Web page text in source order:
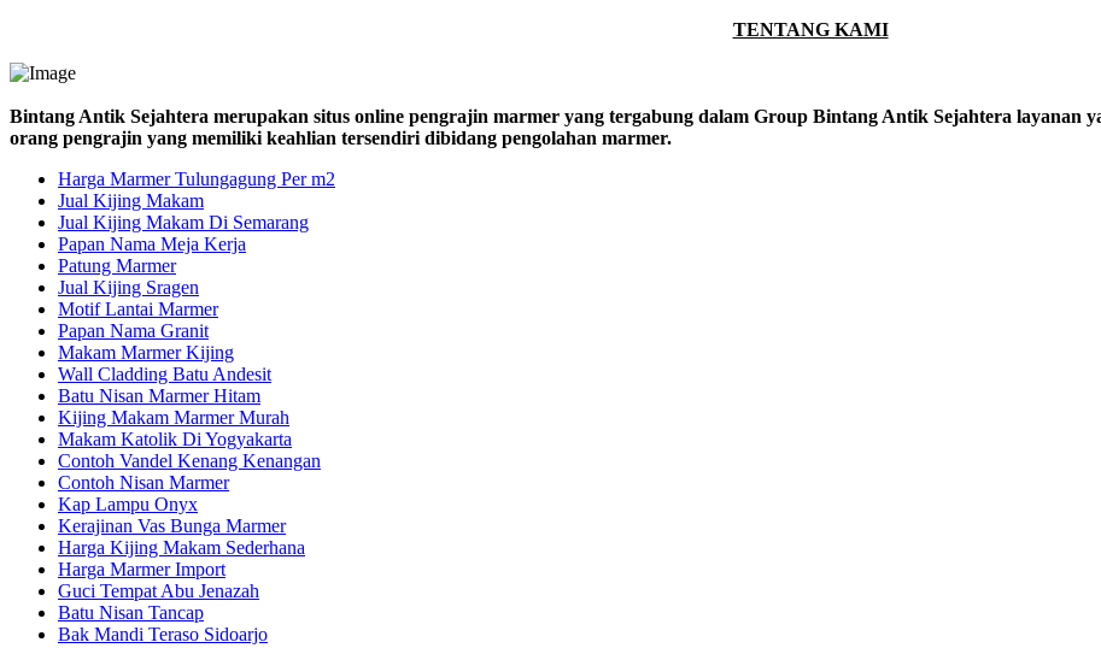
TENTANG KAMI
Bintang Antik Sejahtera merupakan situs online pengrajin marmer yang tergabung dalam Group Bintang Antik Sejahtera layanan
orang pengrajin yang memiliki keahlian tersendiri dibidang pengolahan marmer.
Harga Marmer Tulungagung Per m2
Jual Kijing Makam
Jual Kijing Makam Di Semarang
Papan Nama Meja Kerja
Patung Marmer
Jual Kijing Sragen
Motif Lantai Marmer
Papan Nama Granit
Makam Marmer Kijing
Wall Cladding Batu Andesit
Batu Nisan Marmer Hitam
Kijing Makam Marmer Murah
Makam Katolik Di Yogyakarta
Contoh Vandel Kenang Kenangan
Contoh Nisan Marmer
Kap Lampu Onyx
Kerajinan Vas Bunga Marmer
Harga Kijing Makam Sederhana
Harga Marmer Import
Guci Tempat Abu Jenazah
Batu Nisan Tancap
Bak Mandi Teraso Sidoarjo